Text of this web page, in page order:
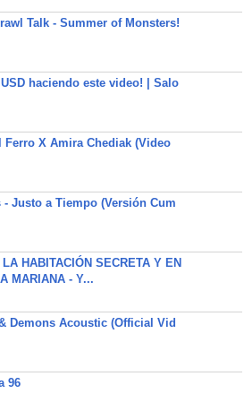
Talk - Summer of Monsters!
USD haciendo este video! | Salo
Ferro X Amira Chediak (Video
- Justo a Tiempo (Versión Cum
HABITACIÓN SECRETA Y EN
MARIANA - Y...
Demons Acoustic (Official Vid
96